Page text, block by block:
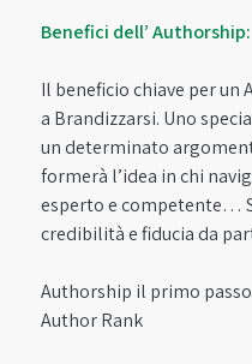
Benefici dell’ Authorship:
Il beneficio chiave per un
a Brandizzarsi. Uno
un determinato
formerà l’idea in chi
esperto e competente…
credibilità e fiducia da
Authorship il primo
Author Rank